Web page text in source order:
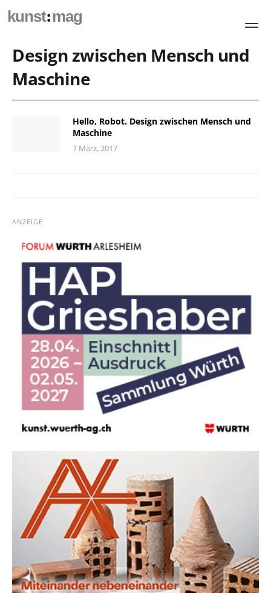
kunst:mag
Design zwischen Mensch und
Maschine
Hello, Robot. Design zwischen Mensch und
Maschine
7 März, 2017
ANZEIGE